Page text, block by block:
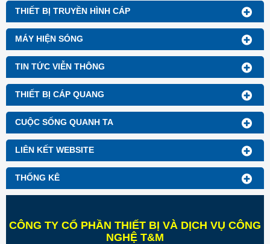
THIẾT BỊ TRUYỀN HÌNH CÁP
MÁY HIỆN SÓNG
TIN TỨC VIỄN THÔNG
THIẾT BỊ CÁP QUANG
CUỘC SỐNG QUANH TA
LIÊN KẾT WEBSITE
THỐNG KÊ
CÔNG TY CỔ PHẦN THIẾT BỊ VÀ DỊCH VỤ CÔNG
NGHỆ T&M